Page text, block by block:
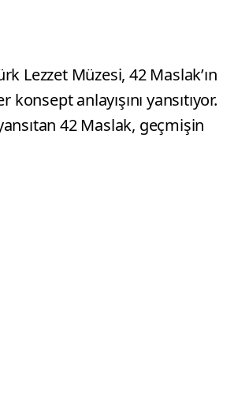
Lezzet Müzesi, 42 Maslak’ın
anlayışını yansıtıyor.
42 Maslak, geçmişin